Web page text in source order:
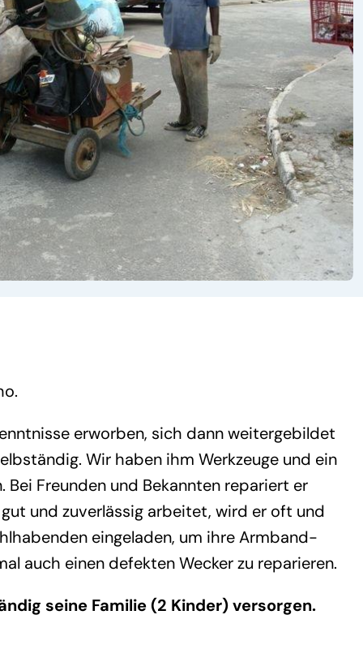
erworben, sich dann weitergebildet
Wir haben ihm Werkzeuge und ein
Bei Freunden und Bekannten repariert er
und zuverlässig arbeitet, wird er oft und
eingeladen, um ihre Armband-
auch einen defekten Wecker zu reparieren.
seine Familie (2 Kinder) versorgen.